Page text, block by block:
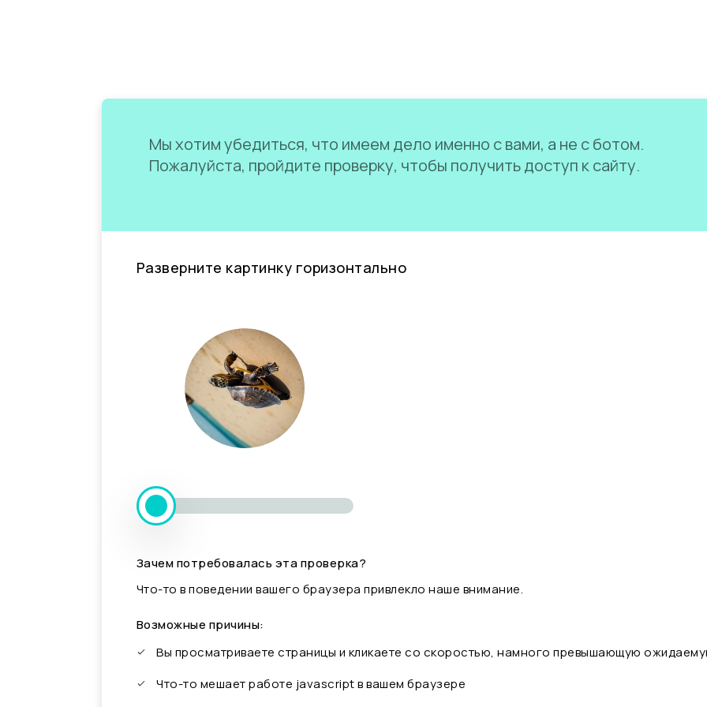
Мы хотим убедиться, что имеем дело именно с вами, а не с ботом.
Пожалуйста, пройдите проверку, чтобы получить доступ к сайту.
Разверните картинку горизонтально
Зачем потребовалась эта проверка?
Что-то в поведении вашего браузера привлекло наше внимание.
Возможные причины:
Вы просматриваете страницы и кликаете со скоростью, намного превышающую
Что-то мешает работе javascript в вашем браузере